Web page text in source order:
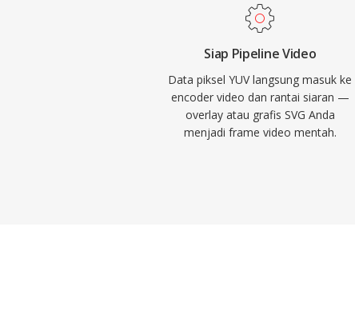
Siap Pipeline Video
Data piksel YUV langsung masuk ke
encoder video dan rantai siaran —
overlay atau grafis SVG Anda
menjadi frame video mentah.